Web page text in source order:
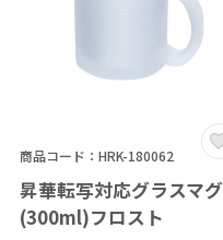
商品コード：HRK-180062
昇華転写対応グラスマグ
(300ml)フロスト